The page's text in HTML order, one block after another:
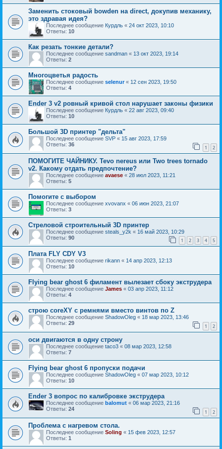
Заменить стоковый bowden на direct, докупив механику,
это здравая идея?
Последнее сообщение Курдль « 24 окт 2023, 10:10
Ответы: 10
Как резать тонкие детали?
Последнее сообщение sandman « 13 окт 2023, 19:14
Ответы: 2
Многоцветья радость
Последнее сообщение selenur« 12 сен 2023, 19:50
Ответы: 4
Ender 3 v2 ровный кривой стол нарушает законы физики
Последнее сообщение Курдль « 22 авг 2023, 09:40
Ответы: 10
Большой 3D принтер "дельта"
Последнее сообщение SVP « 15 авг 2023, 17:59
Ответы: 36 1 2
ПОМОГИТЕ ЧАЙНИКУ. Tevo nereus или Two trees tornado
v2. Какому отдать предпочтение?
Последнее сообщение avaese « 28 июл 2023, 11:21
Ответы: 5
Помогите с выбором
Последнее сообщение xvovanx « 06 июн 2023, 21:07
Ответы: 3
Стреловой строительный 3D принтер
Последнее сообщение steals_y2k « 16 май 2023, 10:29
Ответы: 90 1 2 3 4 5
Плата FLY CDY V3
Последнее сообщение rikann « 14 апр 2023, 12:13
Ответы: 10
Flying bear ghost 6 филамент вылезает сбоку экструдера
Последнее сообщение James « 03 апр 2023, 11:12
Ответы: 4
строю coreXY с ремнями вместо винтов по Z
Последнее сообщение ShadowOleg « 18 мар 2023, 13:46
Ответы: 29 1 2
оси двигаются в одну строну
Последнее сообщение taco3 « 08 мар 2023, 12:58
Ответы: 7
Flying bear ghost 6 пропуски подачи
Последнее сообщение ShadowOleg « 07 мар 2023, 10:12
Ответы: 10
Ender 3 вопрос по калибровке экструдера
Последнее сообщение balomut « 06 мар 2023, 21:16
Ответы: 24 1 2
Проблема с нагревом стола.
Последнее сообщение Soling « 15 фев 2023, 12:57
Ответы: 1